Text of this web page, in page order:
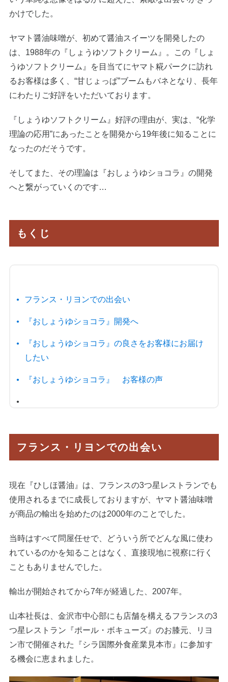
かけでした。
ヤマト醤油味噌が、初めて醤油スイーツを開発したの
は、1988年の『しょうゆソフトクリーム』。この『しょ
うゆソフトクリーム』を目当てにヤマト糀パークに訪れ
るお客様は多く、“甘じょっぱ”ブームもバネとなり、長年
にわたりご好評をいただいております。
『しょうゆソフトクリーム』好評の理由が、実は、“化学
理論の応用”にあったことを開発から19年後に知ることに
なったのだそうです。
そしてまた、その理論は『おしょうゆショコラ』の開発
へと繋がっていくのです…
もくじ
フランス・リヨンでの出会い
『おしょうゆショコラ』開発へ
『おしょうゆショコラ』の良さをお客様にお届け
したい
『おしょうゆショコラ』 お客様の声
フランス・リヨンでの出会い
現在『ひしほ醤油』は、フランスの3つ星レストランでも
使用されるまでに成長しておりますが、ヤマト醤油味噌
が商品の輸出を始めたのは2000年のことでした。
当時はすべて問屋任せで、どういう所でどんな風に使わ
れているのかを知ることはなく、直接現地に視察に行く
こともありませんでした。
輸出が開始されてから7年が経過した、2007年。
山本社長は、金沢市中心部にも店舗を構えるフランスの3
つ星レストラン『ポール・ボキューズ』のお膝元、リヨ
ン市で開催された『シラ国際外食産業見本市』に参加す
る機会に恵まれました。